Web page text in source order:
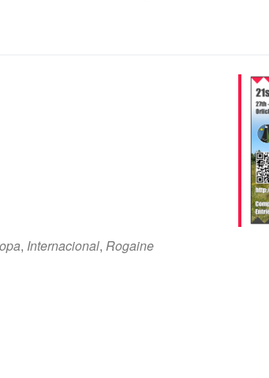
, Internacional, Rogaine